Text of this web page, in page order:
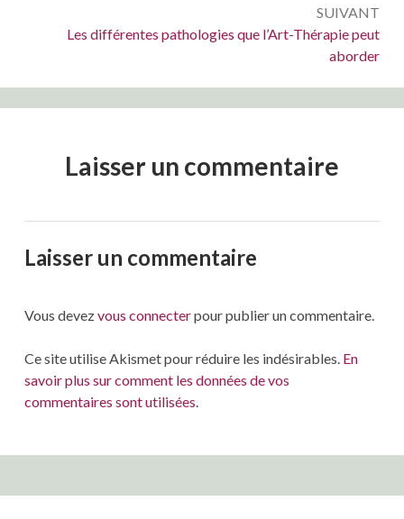
SUIVANT
Suivant :
Les différentes pathologies que l’Art-Thérapie peut
aborder
Laisser un commentaire
Laisser un commentaire
Vous devezvous connecterpour publier un commentaire.
Ce site utilise Akismet pour réduire les indésirables. En
savoir plus sur comment les données de vos
commentaires sont utilisées.